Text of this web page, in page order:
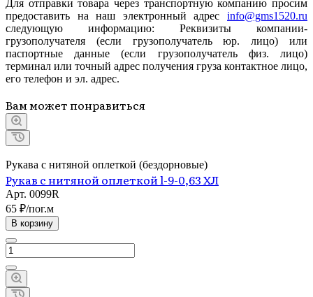
Для отправки товара через транспортную компанию просим
предоставить на наш электронный адрес info@gms1520.ru
следующую информацию: Реквизиты компании-
грузополучателя (если грузополучатель юр. лицо) или
паспортные данные (если грузополучатель физ. лицо)
терминал или точный адрес получения груза контактное лицо,
его телефон и эл. адрес.
Вам может понравиться
Рукава с нитяной оплеткой (бездорновые)
Рукав с нитяной оплеткой l-9-0,63 ХЛ
Арт. 0099R
65 ₽/пог.м
В корзину